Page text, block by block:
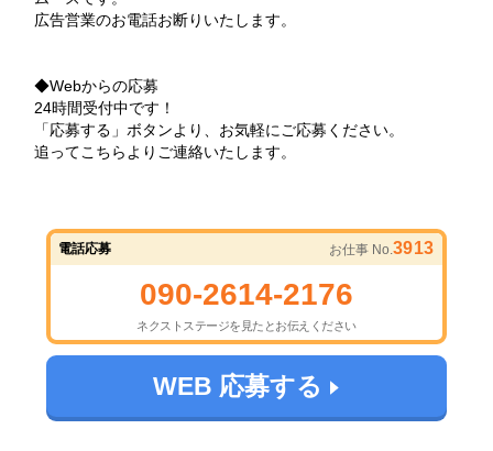
広告営業のお電話お断りいたします。
◆Webからの応募
24時間受付中です！
「応募する」ボタンより、お気軽にご応募ください。
追ってこちらよりご連絡いたします。
電話応募 お仕事 No. 3913
090-2614-2176
ネクストステージを見たとお伝えください
WEB 応募する